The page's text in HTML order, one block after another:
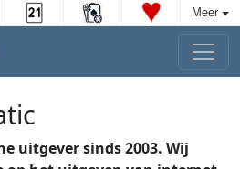
Meer
uitgever sinds 2003. Wij